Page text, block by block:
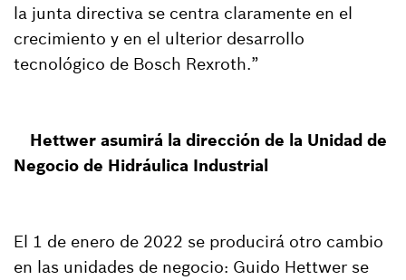
la junta directiva se centra claramente en el
crecimiento y en el ulterior desarrollo
tecnológico de Bosch Rexroth.”
Hettwer asumirá la dirección de la Unidad de
Negocio de Hidráulica Industrial
El 1 de enero de 2022 se producirá otro cambio
en las unidades de negocio: Guido Hettwer se